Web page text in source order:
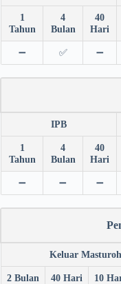
1
Tahun
4
Bulan
40
Hari
➖ ✅ ➖
IPB
1
Tahun
4
Bulan
40
Hari
➖ ➖ ➖
Keluar Masturoh
2 Bulan 40 Hari 10